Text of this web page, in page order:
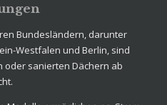
Bundesländern, darunter
Westfalen und Berlin, sind
oder sanierten Dächern ab